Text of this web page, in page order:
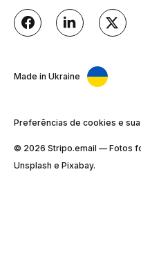
Made in Ukraine
Preferências de cookies e
© 2026 Stripо.email — Fotos
Unsplash e Pixabay.